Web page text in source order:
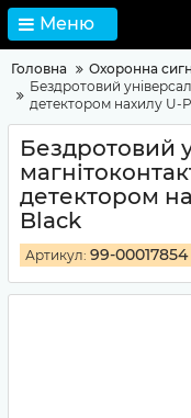
Меню
Головна Охоронна
Бездротовий
детектором нахилу U-
Бездротовий
детектором
Black
Артикул: 99-00017854